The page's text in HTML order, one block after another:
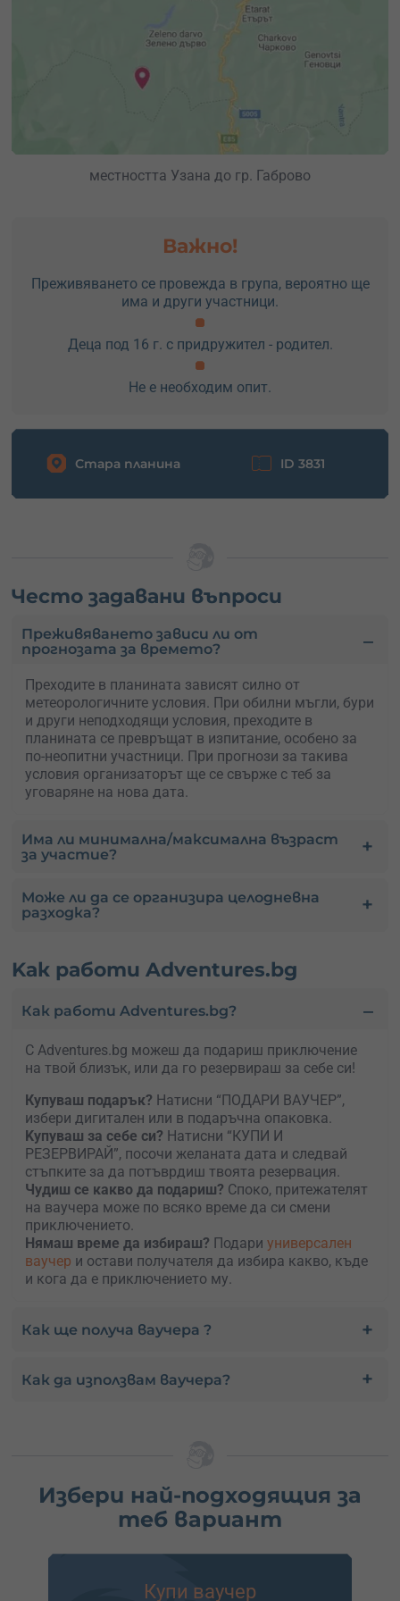
местността Узана до гр. Габрово
Важно!
Преживяването се провежда в група, вероятно ще
има и други участници.
Деца под 16 г. с придружител - родител.
Не е необходим опит.
Стара планина ID 3831
Често задавани въпроси
Преживяването зависи ли от
прогнозата за времето?
Преходите в планината зависят силно от
метеорологичните условия. При обилни мъгли, бури
и други неподходящи условия, преходите в
планината се превръщат в изпитание, особено за
по-неопитни участници. При прогнози за такива
условия организаторът ще се свърже с теб за
уговаряне на нова дата.
Има ли минимална/максимална възраст
за участие?
Може ли да се организира целодневна
разходка?
Kак работи Adventures.bg
Как работи Adventures.bg?
С Adventures.bg можеш да подариш приключение
на твой близък, или да го резервираш за себе си!
Купуваш подарък? Натисни “ПОДАРИ ВАУЧЕР”,
избери дигитален или в подаръчна опаковка.
Kупуваш за себе си? Натисни “КУПИ И
РЕЗЕРВИРАЙ”, посочи желаната дата и следвай
стъпките за да потъврдиш твоята резервация.
Чудиш се какво да подариш? Споко, притежателят
на ваучера може по всяко време да си смени
приключението.
Нямаш време да избираш? Подари универсален
ваучер и остави получателя да избира какво, къде
и кога да е приключението му.
Как ще получа ваучера ?
Как да използвам ваучера?
Избери най-подходящия за
теб вариант
Купи ваучер